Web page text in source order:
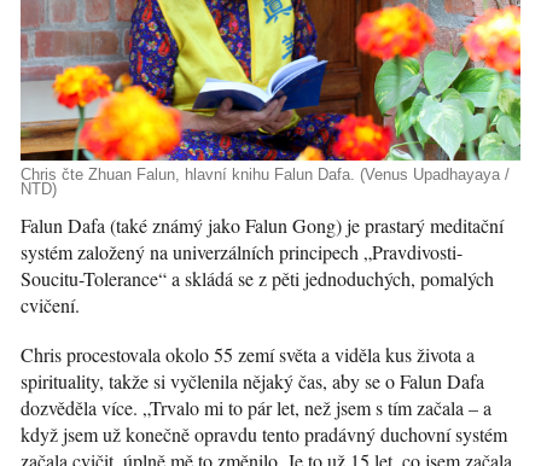
Chris čte Zhuan Falun, hlavní knihu Falun Dafa. (Venus Upadhayaya /
NTD)
Falun Dafa (také známý jako Falun Gong) je prastarý meditační
systém založený na univerzálních principech „Pravdivosti-
Soucitu-Tolerance“ a skládá se z pěti jednoduchých, pomalých
cvičení.
Chris procestovala okolo 55 zemí světa a viděla kus života a
spirituality, takže si vyčlenila nějaký čas, aby se o Falun Dafa
dozvěděla více. „Trvalo mi to pár let, než jsem s tím začala – a
když jsem už konečně opravdu tento pradávný duchovní systém
začala cvičit, úplně mě to změnilo. Je to už 15 let, co jsem začala